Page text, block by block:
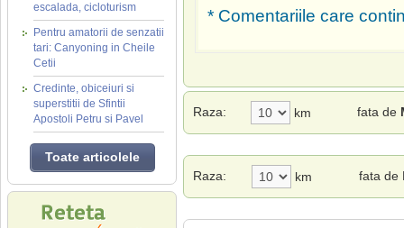
escalada, cicloturism
Pentru amatorii de senzatii
tari: Canyoning in Cheile
Cetii
Credinte, obiceiuri si
superstitii de Sfintii
Apostoli Petru si Pavel
Toate articolele
* Comentariile care
Raza: km fata de
Raza: km fata de